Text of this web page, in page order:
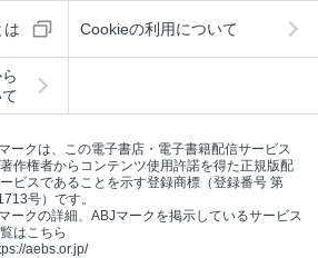
は Cookieの利用について
ークは、この電子書店・電子書籍配信サービス
作権者からコンテンツ使用許諾を得た正規版配
ビスであることを示す登録商標（登録番号 第
号）です。
ークの詳細、ABJマークを掲示しているサービス
はこちら
aebs.or.jp/